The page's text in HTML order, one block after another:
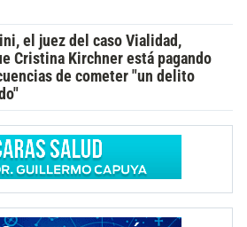
el juez del caso Vialidad,
Cristina Kirchner está pagando
de cometer "un delito